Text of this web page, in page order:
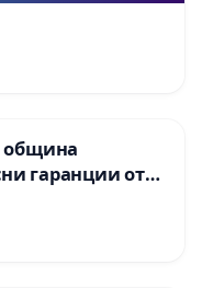
община
гаранции от
че ще се
норми!